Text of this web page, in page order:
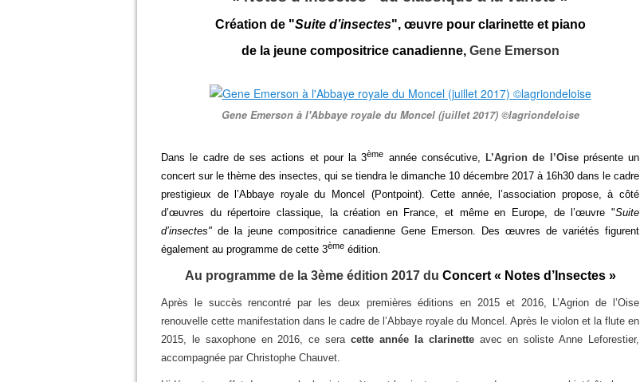
Création de "Suite d’insectes", œuvre pour clarinette et piano
de la jeune compositrice canadienne, Gene Emerson
Gene Emerson à l'Abbaye royale du Moncel (juillet 2017) ©lagriondeloise
Dans le cadre de ses actions et pour la 3ème année consécutive, L’Agrion de l’Oiseprésente un
concert sur le thème des insectes, qui se tiendra le dimanche 10 décembre 2017 à 16h30 dans le cadre
prestigieux de l’Abbaye royale du Moncel (Pontpoint). Cette année, l’association propose, à côté
d’œuvres du répertoire classique, la création en France, et même en Europe, de l’œuvre "Suite
d’insectes" de la jeune compositrice canadienne Gene Emerson. Des œuvres de variétés figurent
également au programme de cette 3ème édition.
Au programme de la 3ème édition 2017 du Concert « Notes d’Insectes »
Après le succès rencontré par les deux premières éditions en 2015 et 2016, L’Agrion de l’Oise
renouvelle cette manifestation dans le cadre de l’Abbaye royale du Moncel. Après le violon et la flute en
2015, le saxophone en 2016, ce seracette année la clarinette avec en soliste Anne Leforestier,
accompagnée par Christophe Chauvet.